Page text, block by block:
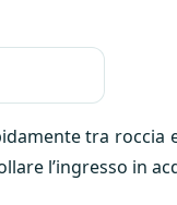
tra roccia
l’ingresso in